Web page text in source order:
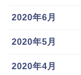
2020年6月
2020年5月
2020年4月